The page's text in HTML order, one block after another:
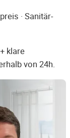
· Sanitär-
klare
von 24h.